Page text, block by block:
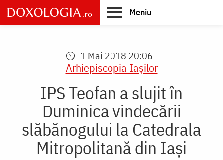
Skip
to
main
Meniu
1 Mai 2018 20:06
Arhiepiscopia Iaşilor
IPS Teofan a slujit în
Duminica vindecării
slăbănogului la Catedrala
Mitropolitană din Iași